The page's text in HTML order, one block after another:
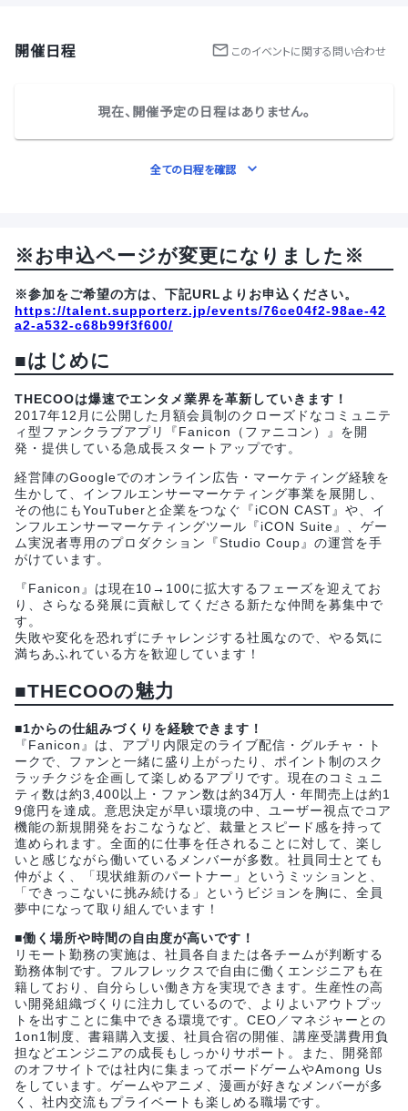
開催日程 このイベントに関する問い合わせ
現在、開催予定の日程はありません。
全ての日程を確認
※お申込ページが変更になりました※
※参加をご希望の方は、下記URLよりお申込ください。
https://talent.supporterz.jp/events/76ce04f2-98ae-42
a2-a532-c68b99f3f600/
■はじめに
THECOOは爆速でエンタメ業界を革新していきます！
2017年12月に公開した月額会員制のクローズドなコミュニテ
ィ型ファンクラブアプリ『Fanicon（ファニコン）』を開
発・提供している急成長スタートアップです。
経営陣のGoogleでのオンライン広告・マーケティング経験を
生かして、インフルエンサーマーケティング事業を展開し、
その他にもYouTuberと企業をつなぐ『iCON CAST』や、イ
ンフルエンサーマーケティングツール『iCON Suite』、ゲー
ム実況者専用のプロダクション『Studio Coup』の運営を手
がけています。
『Fanicon』は現在10→100に拡大するフェーズを迎えてお
り、さらなる発展に貢献してくださる新たな仲間を募集中で
す。
失敗や変化を恐れずにチャレンジする社風なので、やる気に
満ちあふれている方を歓迎しています！
■THECOOの魅力
■1からの仕組みづくりを経験できます！
『Fanicon』は、アプリ内限定のライブ配信・グルチャ・ト
ークで、ファンと一緒に盛り上がったり、ポイント制のスク
ラッチクジを企画して楽しめるアプリです。現在のコミュニ
ティ数は約3,400以上・ファン数は約34万人・年間売上は約1
9億円を達成。意思決定が早い環境の中、ユーザー視点でコア
機能の新規開発をおこなうなど、裁量とスピード感を持って
進められます。全面的に仕事を任されることに対して、楽し
いと感じながら働いているメンバーが多数。社員同士とても
仲がよく、「現状維新のパートナー」というミッションと、
「できっこないに挑み続ける」というビジョンを胸に、全員
夢中になって取り組んでいます！
■働く場所や時間の自由度が高いです！
リモート勤務の実施は、社員各自または各チームが判断する
勤務体制です。フルフレックスで自由に働くエンジニアも在
籍しており、自分らしい働き方を実現できます。生産性の高
い開発組織づくりに注力しているので、よりよいアウトプッ
トを出すことに集中できる環境です。CEO／マネジャーとの
1on1制度、書籍購入支援、社員合宿の開催、講座受講費用負
担などエンジニアの成長もしっかりサポート。また、開発部
のオフサイトでは社内に集まってボードゲームやAmong Us
をしています。ゲームやアニメ、漫画が好きなメンバーが多
く、社内交流もプライベートも楽しめる職場です。